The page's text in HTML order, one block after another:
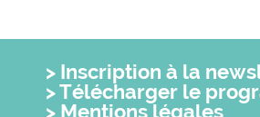
Inscription à la
Télécharger le
Mentions légales